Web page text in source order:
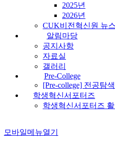
2025년
2026년
CUK비전혁신원 뉴
알림마당
공지사항
자료실
갤러리
Pre-College
[Pre-college] 전공탐색
학생혁신서포터즈
학생혁신서포터즈
모바일메뉴열기